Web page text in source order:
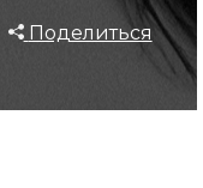
Поделиться